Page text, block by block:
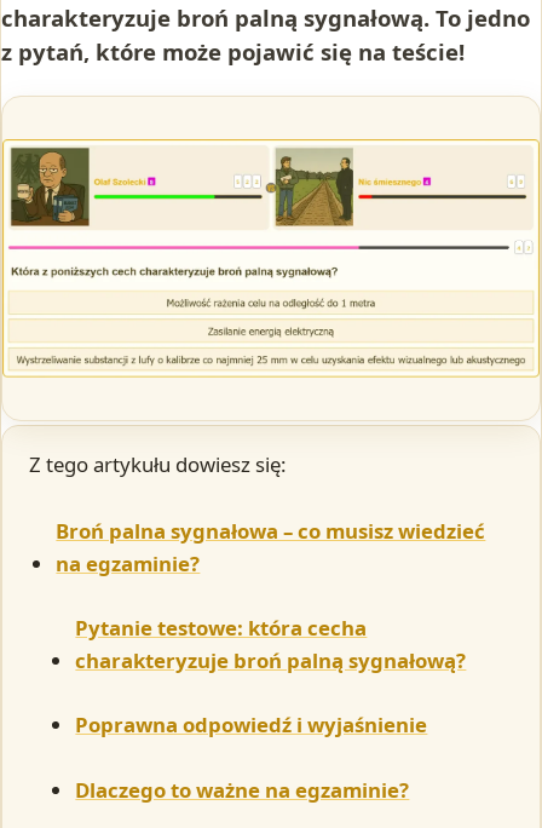
charakteryzuje broń palną sygnałową. To jedno
z pytań, które może pojawić się na teście!
Z tego artykułu dowiesz się:
Broń palna sygnałowa – co musisz wiedzieć
na egzaminie?
Pytanie testowe: która cecha
charakteryzuje broń palną sygnałową?
Poprawna odpowiedź i wyjaśnienie
Dlaczego to ważne na egzaminie?